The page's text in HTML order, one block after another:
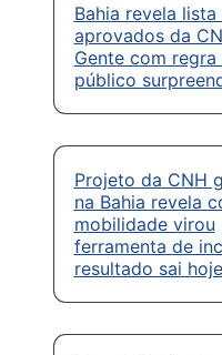
Bahia revela lista
aprovados da
Gente com
público
Projeto da CNH
na Bahia revela
mobilidade virou
ferramenta de
resultado sai hoje